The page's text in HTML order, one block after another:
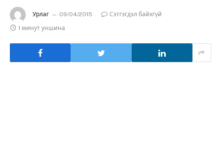
Урлаг 09/04/2015
Сэтгэгдэл байхгүй
1 минут уншина